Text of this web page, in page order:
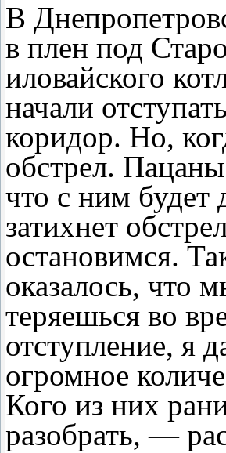
В
в плен под
иловайского
начали
коридор. Но,
обстрел.
что с ним будет
затихнет
остановимся.
оказалось, что
теряешься во
отступление, я
огромное
Кого из них
разобрать, —